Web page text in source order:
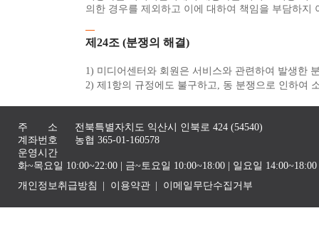
의한 경우를 제외하고 이에 대하여 책임을 부담하지
제24조 (분쟁의 해결)
1) 미디어센터와 회원은 서비스와 관련하여 발생한
2) 제1항의 규정에도 불구하고, 동 분쟁으로 인하여
주 소
전북특별자치도 익산시 인북로 424 (54540)
계좌번호
농협 365-01-160578
운영시간
화~목요일 10:00~22:00 | 금~토요일 10:00~18:00 | 일요일
개인정보취급방침
이용약관 이메일무단수집거부